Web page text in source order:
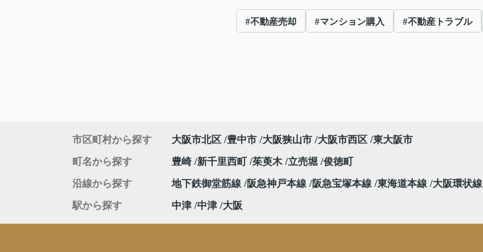
#不動産売却 #マンション購入 #不動産トラブル
市区町村から探す 大阪市北区 豊中市 大阪狭山市 大阪市西区 東大阪市
町名から探す 豊崎 新千里西町 茱萸木 立売堀 俊徳町
沿線から探す 地下鉄御堂筋線 阪急神戸本線 阪急宝塚本線 東海道本線 大阪環状線
駅から探す 中津 中津 大阪